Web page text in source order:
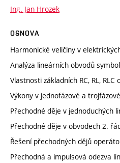
Ing. Jan Hrozek
OSNOVA
Harmonické veličiny v
Analýza lineárních obvodů
Vlastnosti základních RC, RL, RLC
Výkony v jednofázové a
Přechodné děje v jednoduchých
Přechodné děje v obvodech 2.
Řešení přechodných dějů
Přechodná a impulsová odezva